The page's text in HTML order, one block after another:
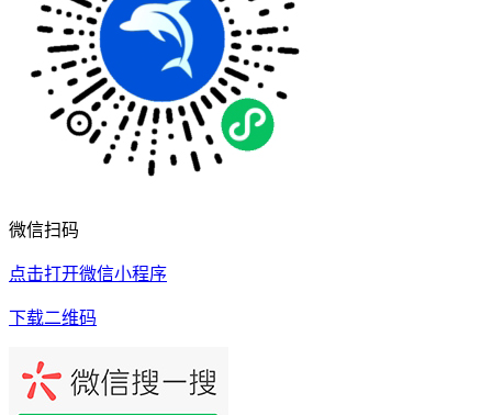
微信扫码
点击打开微信小程序
下载二维码